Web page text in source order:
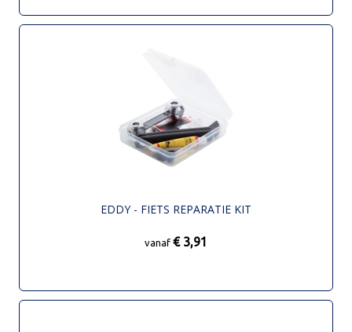
EDDY - FIETS REPARATIE KIT
vanaf € 3,91